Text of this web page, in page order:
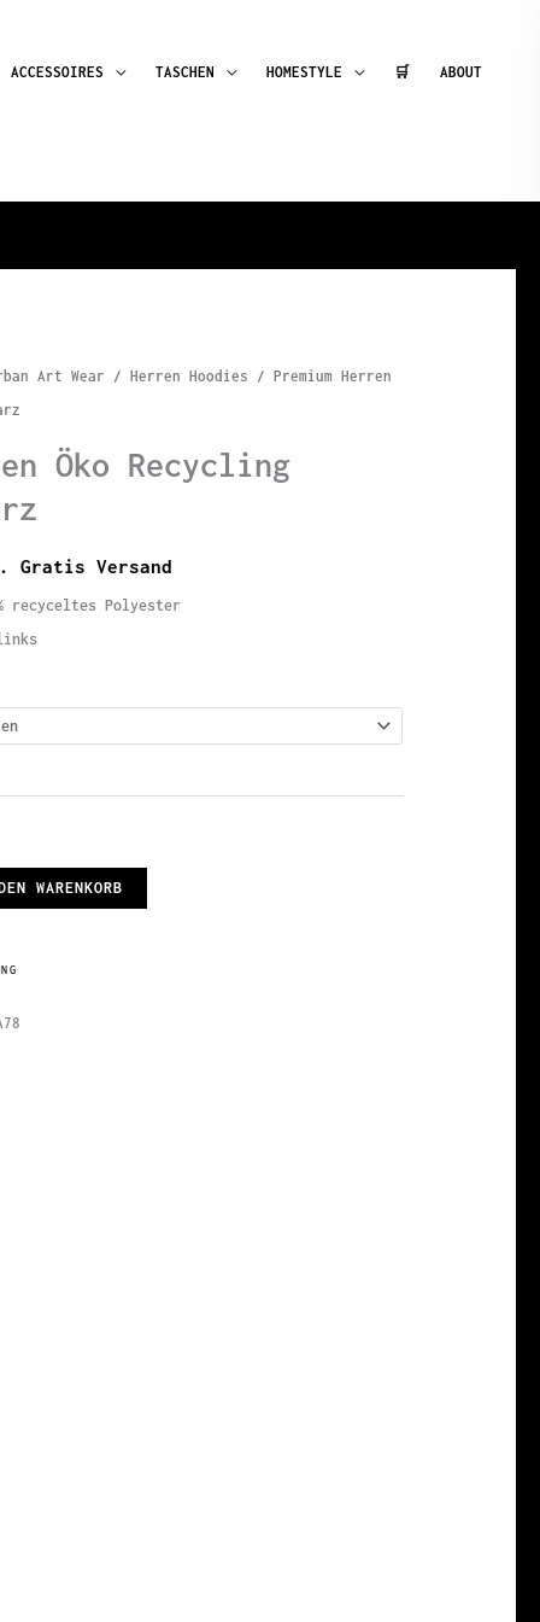
ACCESSOIRES TASCHEN HOMESTYLE 🛒 ABOUT
Art Wear / Herren Hoodies / Premium Herren
Öko Recycling
Gratis Versand
recyceltes Polyester
WARENKORB